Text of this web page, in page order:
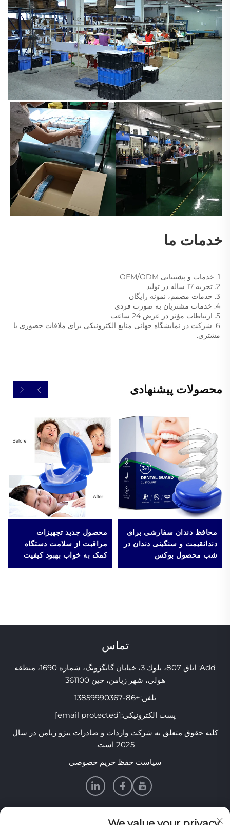
خدمات ما
1. خدمات و پشتیبانی OEM/ODM
2. تجربه 17 ساله در تولید
3. خدمات مصمم، نمونه رایگان
4. خدمات مشتریان به صورت فردی
5. ارتباطات مؤثر در عرض 24 ساعت
مشتری.
محصولات پیشنهادی
محافظ دندان سفارشی برای
دندانقیمت و سنگینی دندان در
شب محصول بوکس
محصول جدید تجهیزات
مراقبت از سلامت دستگاه
کمک به خواب بهبود کیفیت
خواب مواد سیلیکونی EVA
تماس
Add: اتاق 807، بلوك 3، خیابان گانگژونگ، شماره 1690، منطقه
هولی، شهر زیامن، چین 361100
تلفن:+86-13859990367
پست الکترونیکی:[email protected]
کلیه حقوق متعلق به شرکت واردات و صادرات ییژو زیامن در سال
2025 است.
سیاست حفظ حریم خصوصی
اطلاعات